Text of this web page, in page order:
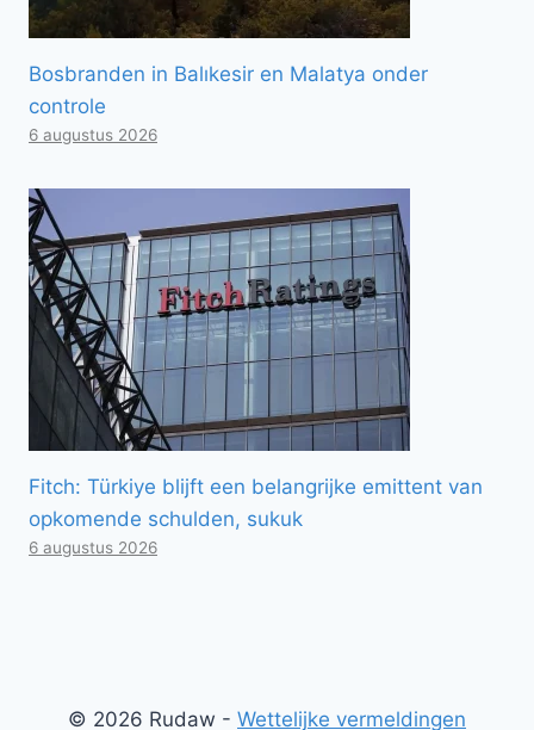
Bosbranden in Balıkesir en Malatya onder
controle
6 augustus 2026
Fitch: Türkiye blijft een belangrijke emittent van
opkomende schulden, sukuk
6 augustus 2026
© 2026 Rudaw - Wettelijke vermeldingen